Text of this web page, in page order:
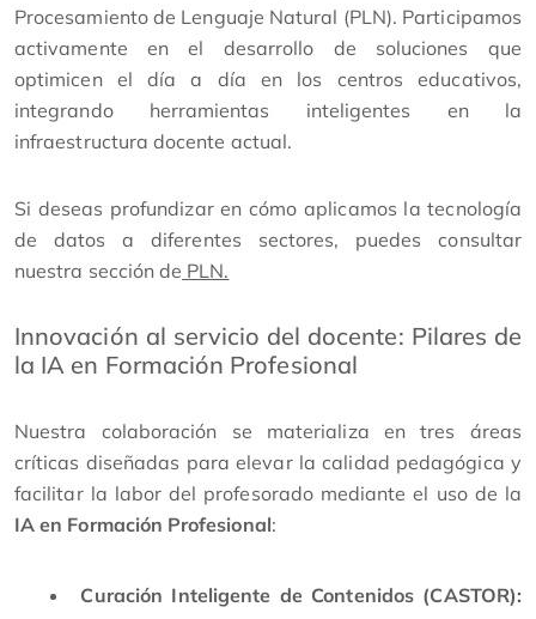
Procesamiento de Lenguaje Natural (PLN). Participamos
activamente en el desarrollo de soluciones que
optimicen el día a día en los centros educativos,
integrando herramientas inteligentes en la
infraestructura docente actual.
Si deseas profundizar en cómo aplicamos la tecnología
de datos a diferentes sectores, puedes consultar
nuestra sección de PLN.
Innovación al servicio del docente: Pilares de
la IA en Formación Profesional
Nuestra colaboración se materializa en tres áreas
críticas diseñadas para elevar la calidad pedagógica y
facilitar la labor del profesorado mediante el uso de la
IA en Formación Profesional:
Curación Inteligente de Contenidos (CASTOR):